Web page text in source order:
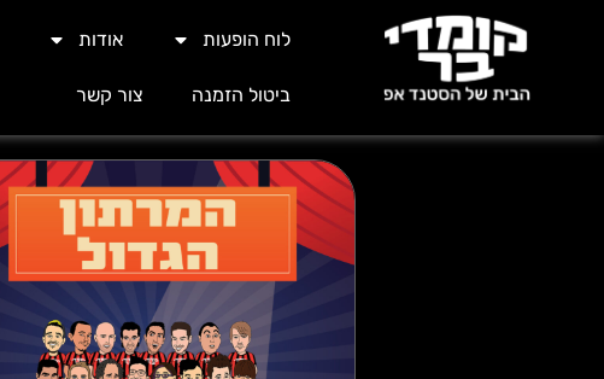
לוח הופעות אודות
ביטול הזמנה צור קשר